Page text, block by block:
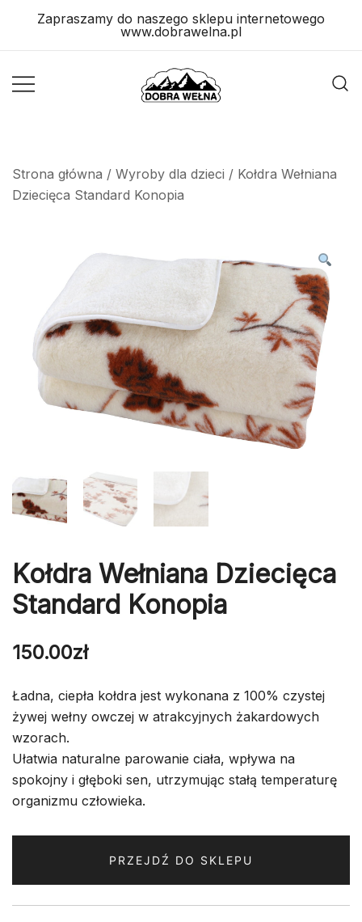
Zapraszamy do naszego sklepu internetowego
www.dobrawelna.pl
Strona główna / Wyroby dla dzieci / Kołdra Wełniana
Dziecięca Standard Konopia
Kołdra Wełniana Dziecięca
Standard Konopia
150.00zł
Ładna, ciepła kołdra jest wykonana z 100% czystej
żywej wełny owczej w atrakcyjnych żakardowych
wzorach.
Ułatwia naturalne parowanie ciała, wpływa na
spokojny i głęboki sen, utrzymując stałą temperaturę
organizmu człowieka.
PRZEJDŹ DO SKLEPU